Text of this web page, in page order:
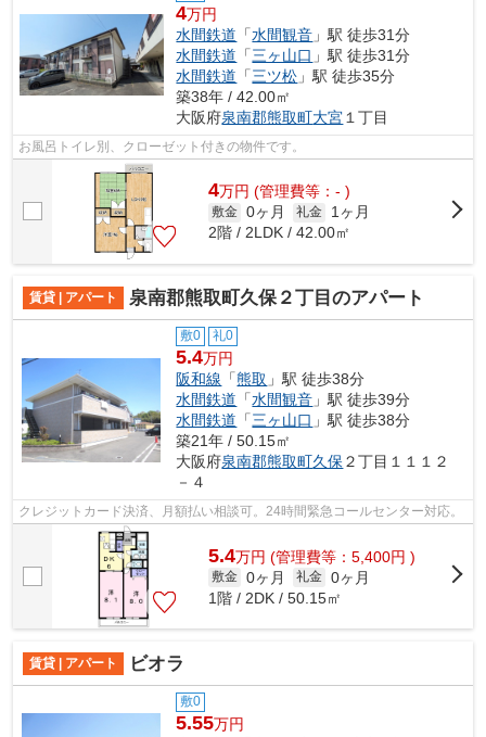
4万円
水間鉄道 「水間観音 」駅 徒歩31分
水間鉄道 「三ヶ山口 」駅 徒歩31分
水間鉄道 「三ツ松 」駅 徒歩35分
築38年 / 42.00㎡
大阪府泉南郡熊取町大宮 １丁目
お風呂トイレ別、クローゼット付きの物件です。
4万円 (管理費等：- )
敷金 0ヶ月 礼金
1ヶ月
2階 / 2LDK / 42.00㎡
賃貸 | アパート 泉南郡熊取町久保２丁目のアパート
敷0 礼0
5.4万円
阪和線 「熊取 」駅 徒歩38分
水間鉄道 「水間観音 」駅 徒歩39分
水間鉄道 「三ヶ山口 」駅 徒歩38分
築21年 / 50.15㎡
大阪府泉南郡熊取町久保２丁目１１１２
－４
クレジットカード決済、月額払い相談可。24時間緊急コールセンター対応。
5.4万円 (管理費等：5,400円 )
敷金 0ヶ月 礼金 0ヶ月
1階 / 2DK / 50.15㎡
賃貸 | アパート ビオラ
敷0
5.55万円